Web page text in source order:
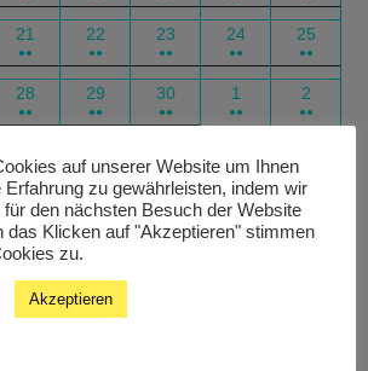
21
●●
22
●●
23
●●
24
●●
25
●●
28
●●
29
●●
30
●●
1
●●
2
●●
Export
for
Google
Export
for
Outlook
auf unserer Website um Ihnen
zu gewährleisten, indem wir
für den nächsten Besuch der Website
das Klicken auf "Akzeptieren" stimmen
zu.
Akzeptieren